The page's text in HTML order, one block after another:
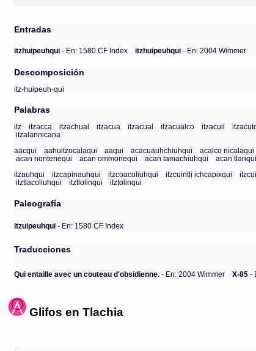
Entradas
itzhuipeuhqui- En: 1580 CF Index itzhuipeuhqui- En: 2004 Wimmer
Descomposición
itz-huipeuh-qui
Palabras
itz itzacca itzachual itzacua itzacual itzacualco itzacuil
itzalannicana
aacqui
aahuitzocalaqui aaqui acacuauhchiuhqui acalco nicalaqui
acan nontenequi
acan ommonequi acan tamachiuhqui acan tlanqui
itzauhqui
itzcapinauhqui itzcoacoliuhqui itzcuintli ichcapixqui
itztlacoliuhqui
itztlolinqui itztolinqui
Paleografía
itzuipeuhqui - En: 1580 CF Index
Traducciones
Qui entaille avec un couteau d'obsidienne. - En: 2004 Wimmer X-85 -
Glifos en Tlachia